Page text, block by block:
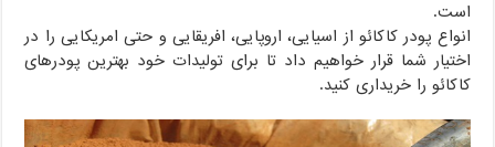
است.
انواع پودر کاکائو از اسیایی، اروپایی، افریقایی و حتی امریکایی را در
اختیار شما قرار خواهیم داد تا برای تولیدات خود بهترین پودرهای
کاکائو را خریداری کنید.